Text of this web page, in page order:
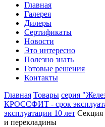
Главная
Галерея
Дилеры
Сертификаты
Новости
Это интересно
Полезно знать
Готовые решения
Контакты
Главная Товары серия
КРОССФИТ - срок
эксплуатации 10 лет Секция
и перекладины